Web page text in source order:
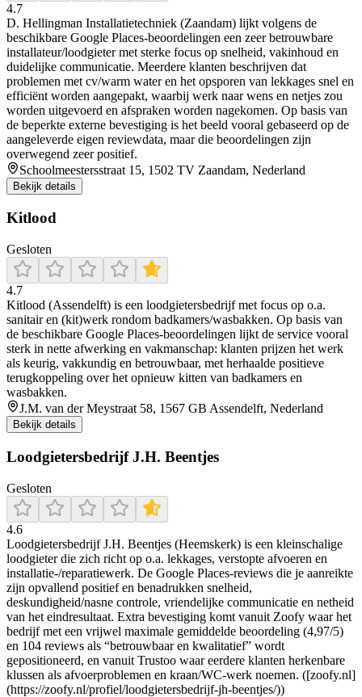
4.7
D. Hellingman Installatietechniek (Zaandam) lijkt volgens de
beschikbare Google Places-beoordelingen een zeer betrouwbare
installateur/loodgieter met sterke focus op snelheid, vakinhoud en
duidelijke communicatie. Meerdere klanten beschrijven dat
problemen met cv/warm water en het opsporen van lekkages snel en
efficiënt worden aangepakt, waarbij werk naar wens en netjes zou
worden uitgevoerd en afspraken worden nagekomen. Op basis van
de beperkte externe bevestiging is het beeld vooral gebaseerd op de
aangeleverde eigen reviewdata, maar die beoordelingen zijn
overwegend zeer positief.
Schoolmeestersstraat 15, 1502 TV Zaandam, Nederland
Bekijk details
Kitlood
Gesloten
4.7
Kitlood (Assendelft) is een loodgietersbedrijf met focus op o.a.
sanitair en (kit)werk rondom badkamers/wasbakken. Op basis van
de beschikbare Google Places-beoordelingen lijkt de service vooral
sterk in nette afwerking en vakmanschap: klanten prijzen het werk
als keurig, vakkundig en betrouwbaar, met herhaalde positieve
terugkoppeling over het opnieuw kitten van badkamers en
wasbakken.
J.M. van der Meystraat 58, 1567 GB Assendelft, Nederland
Bekijk details
Loodgietersbedrijf J.H. Beentjes
Gesloten
4.6
Loodgietersbedrijf J.H. Beentjes (Heemskerk) is een kleinschalige
loodgieter die zich richt op o.a. lekkages, verstopte afvoeren en
installatie-/reparatiewerk. De Google Places-reviews die je aanreikte
zijn opvallend positief en benadrukken snelheid,
deskundigheid/nasne controle, vriendelijke communicatie en netheid
van het eindresultaat. Extra bevestiging komt vanuit Zoofy waar het
bedrijf met een vrijwel maximale gemiddelde beoordeling (4,97/5)
en 104 reviews als “betrouwbaar en kwalitatief” wordt
gepositioneerd, en vanuit Trustoo waar eerdere klanten herkenbare
klussen als afvoerproblemen en kraan/WC-werk noemen. ([zoofy.nl]
(https://zoofy.nl/profiel/loodgietersbedrijf-jh-beentjes/))